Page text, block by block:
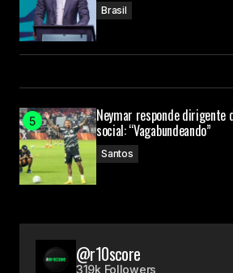
Brasil
Neymar responde dirigente
social: “Vagabundeando”
Santos
@r10score
319k Followers